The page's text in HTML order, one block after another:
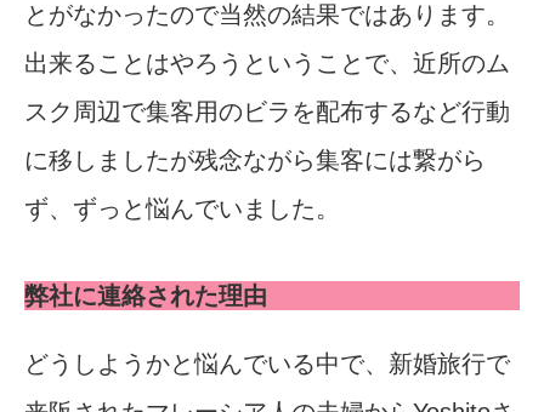
とがなかったので当然の結果ではあります。
出来ることはやろうということで、近所のム
スク周辺で集客用のビラを配布するなど行動
に移しましたが残念ながら集客には繋がら
ず、ずっと悩んでいました。
弊社に連絡された理由
どうしようかと悩んでいる中で、新婚旅行で